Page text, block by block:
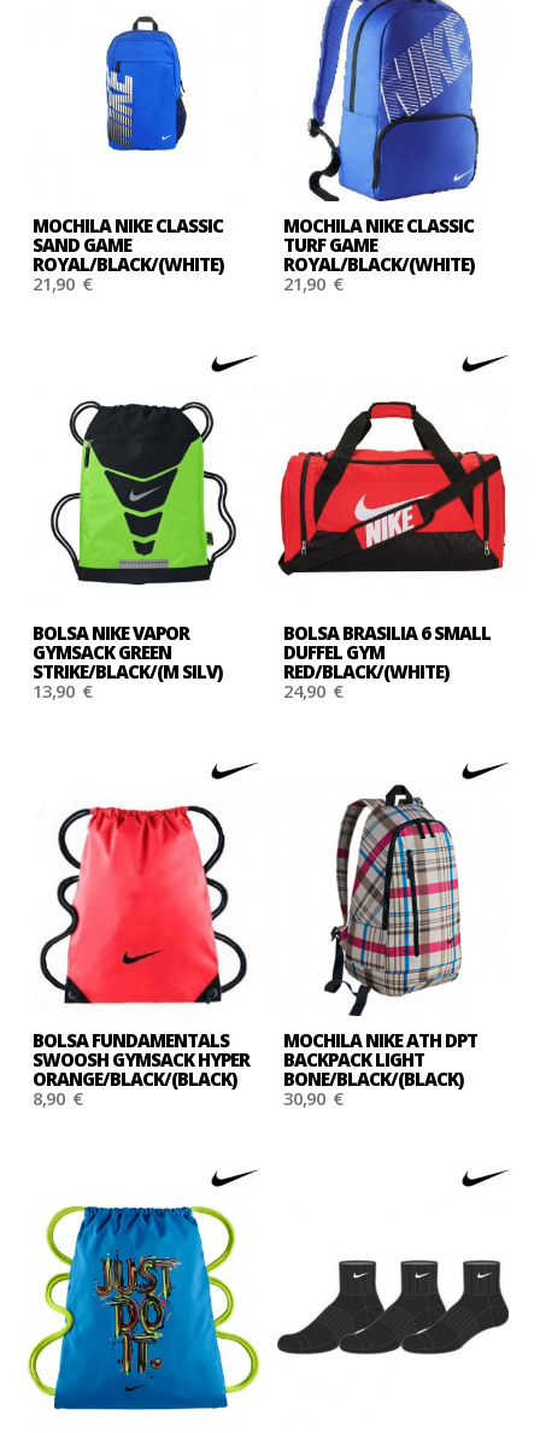
MOCHILA NIKE CLASSIC
SAND GAME
ROYAL/BLACK/(WHITE)
21,90 €
MOCHILA NIKE CLASSIC
TURF GAME
ROYAL/BLACK/(WHITE)
21,90 €
BOLSA NIKE VAPOR
GYMSACK GREEN
STRIKE/BLACK/(M SILV)
13,90 €
BOLSA BRASILIA 6 SMALL
DUFFEL GYM
RED/BLACK/(WHITE)
24,90 €
BOLSA FUNDAMENTALS
SWOOSH GYMSACK HYPER
ORANGE/BLACK/(BLACK)
8,90 €
MOCHILA NIKE ATH DPT
BACKPACK LIGHT
BONE/BLACK/(BLACK)
30,90 €